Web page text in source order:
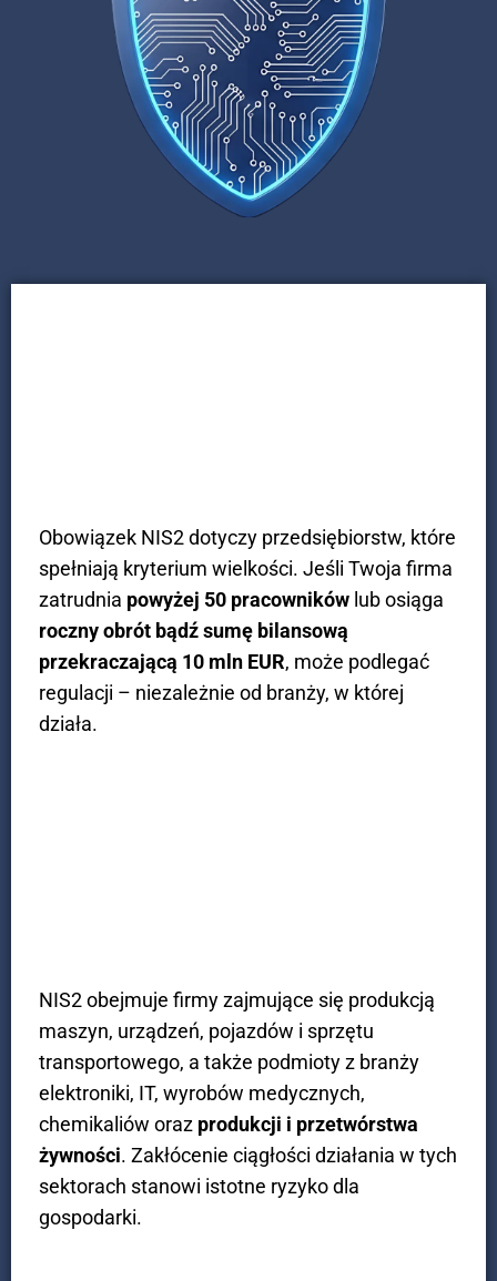
Obowiązek NIS2 dotyczy przedsiębiorstw, które
spełniają kryterium wielkości. Jeśli Twoja firma
zatrudnia powyżej 50 pracowników lub osiąga
roczny obrót bądź sumę bilansową
przekraczającą 10 mln EUR, może podlegać
regulacji – niezależnie od branży, w której
działa.
NIS2 obejmuje firmy zajmujące się produkcją
maszyn, urządzeń, pojazdów i sprzętu
transportowego, a także podmioty z branży
elektroniki, IT, wyrobów medycznych,
chemikaliów oraz produkcji i przetwórstwa
żywności. Zakłócenie ciągłości działania w tych
sektorach stanowi istotne ryzyko dla
gospodarki.